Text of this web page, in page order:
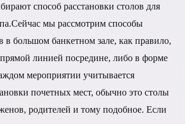
способ расстановки столов для
мы рассмотрим способы
в большом банкетном зале, как правило,
линией посредине, либо в форме
мероприятии учитывается
почетных мест, обычно это столы
родителей и тому подобное. Если